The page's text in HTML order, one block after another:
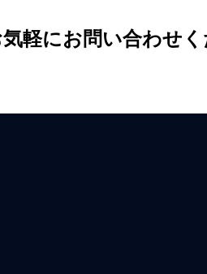
軽にお問い合わせく